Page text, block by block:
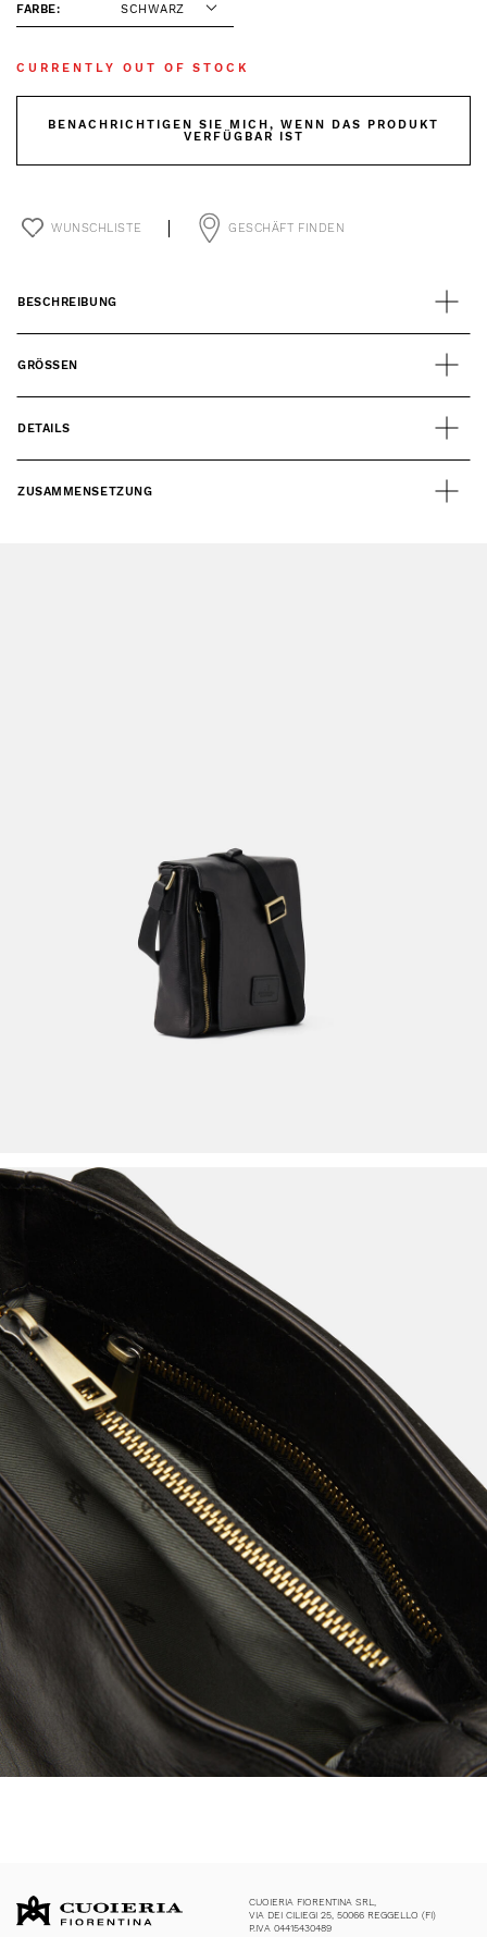
FARBE: SCHWARZ
CURRENTLY OUT OF STOCK
BENACHRICHTIGEN SIE MICH, WENN DAS PRODUKT
VERFÜGBAR IST
WUNSCHLISTE GESCHÄFT FINDEN
BESCHREIBUNG
GRÖSSEN
DETAILS
ZUSAMMENSETZUNG
CUOIERIA FIORENTINA SRL,
VIA DEI CILIEGI 25, 50066 REGGELLO (FI)
P.IVA 04415430489